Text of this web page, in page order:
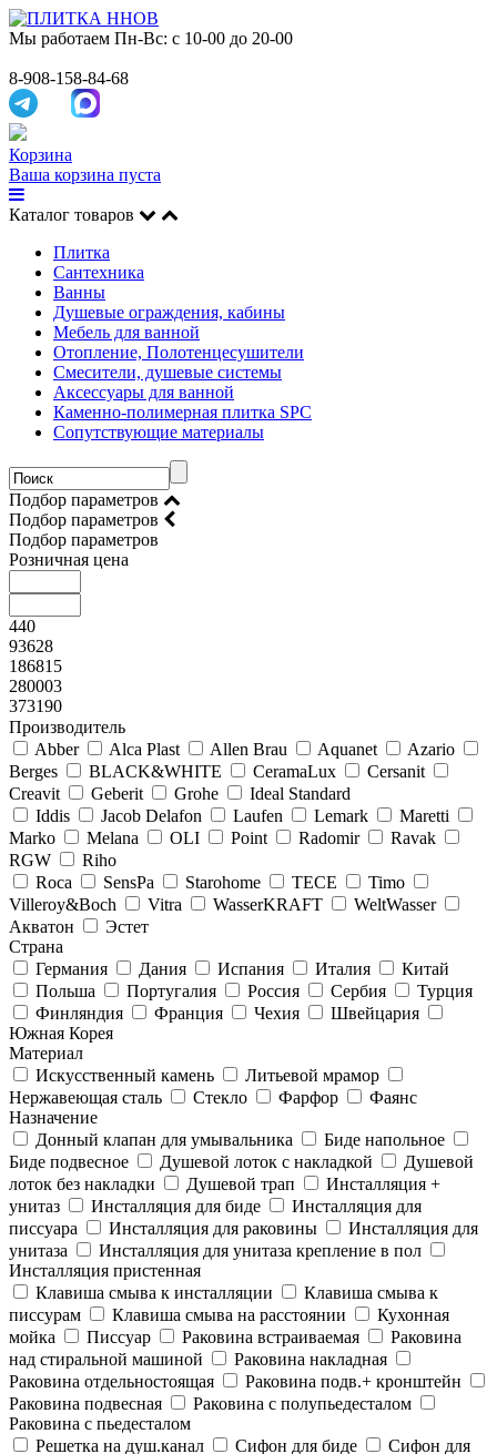
Мы работаем Пн-Вс: с 10-00 до 20-00
8-908-158-84-68
Корзина
Ваша корзина пуста
Каталог товаров
Плитка
Сантехника
Ванны
Душевые ограждения, кабины
Мебель для ванной
Отопление, Полотенцесушители
Смесители, душевые системы
Аксессуары для ванной
Каменно-полимерная плитка SPC
Сопутствующие материалы
Подбор параметров
Подбор параметров
Подбор параметров
Розничная цена
440
93628
186815
280003
373190
Производитель
Abber
Alca Plast Allen Brau Aquanet
Azario
Berges
BLACK&WHITE CeramaLux
Cersanit
Creavit
Geberit Grohe
Ideal Standard
Iddis
Jacob Delafon Laufen Lemark
Maretti
Marko
Melana OLI Point Radomir
Ravak
RGW
Riho
Roca
SensPa Starohome TECE
Timo
Villeroy&Boсh
Vitra WasserKRAFT
WeltWasser
Акватон
Эстет
Страна
Германия
Дания Испания Италия
Китай
Польша
Португалия Россия Сербия
Турция
Финляндия
Франция Чехия
Швейцария
Южная Корея
Материал
Искусственный камень
Литьевой мрамор
Нержавеющая сталь
Стекло Фарфор
Фаянс
Назначение
Донный клапан для умывальника
Биде напольное
Биде подвесное
Душевой лоток с накладкой
Душевой
лоток без накладки
Душевой трап
Инсталляция +
унитаз
Инсталляция для биде
Инсталляция для
писсуара
Инсталляция для раковины
Инсталляция для
унитаза
Инсталляция для унитаза крепление в пол
Инсталляция пристенная
Клавиша смыва к инсталляции
Клавиша смыва к
писсурам
Клавиша смыва на расстоянии
Кухонная
мойка
Писсуар Раковина встраиваемая
Раковина
над стиральной машиной
Раковина накладная
Раковина отдельностоящая
Раковина подв.+ кронштейн
Раковина подвесная
Раковина с полупьедесталом
Раковина с пьедесталом
Решетка на душ.канал
Сифон для биде
Сифон для